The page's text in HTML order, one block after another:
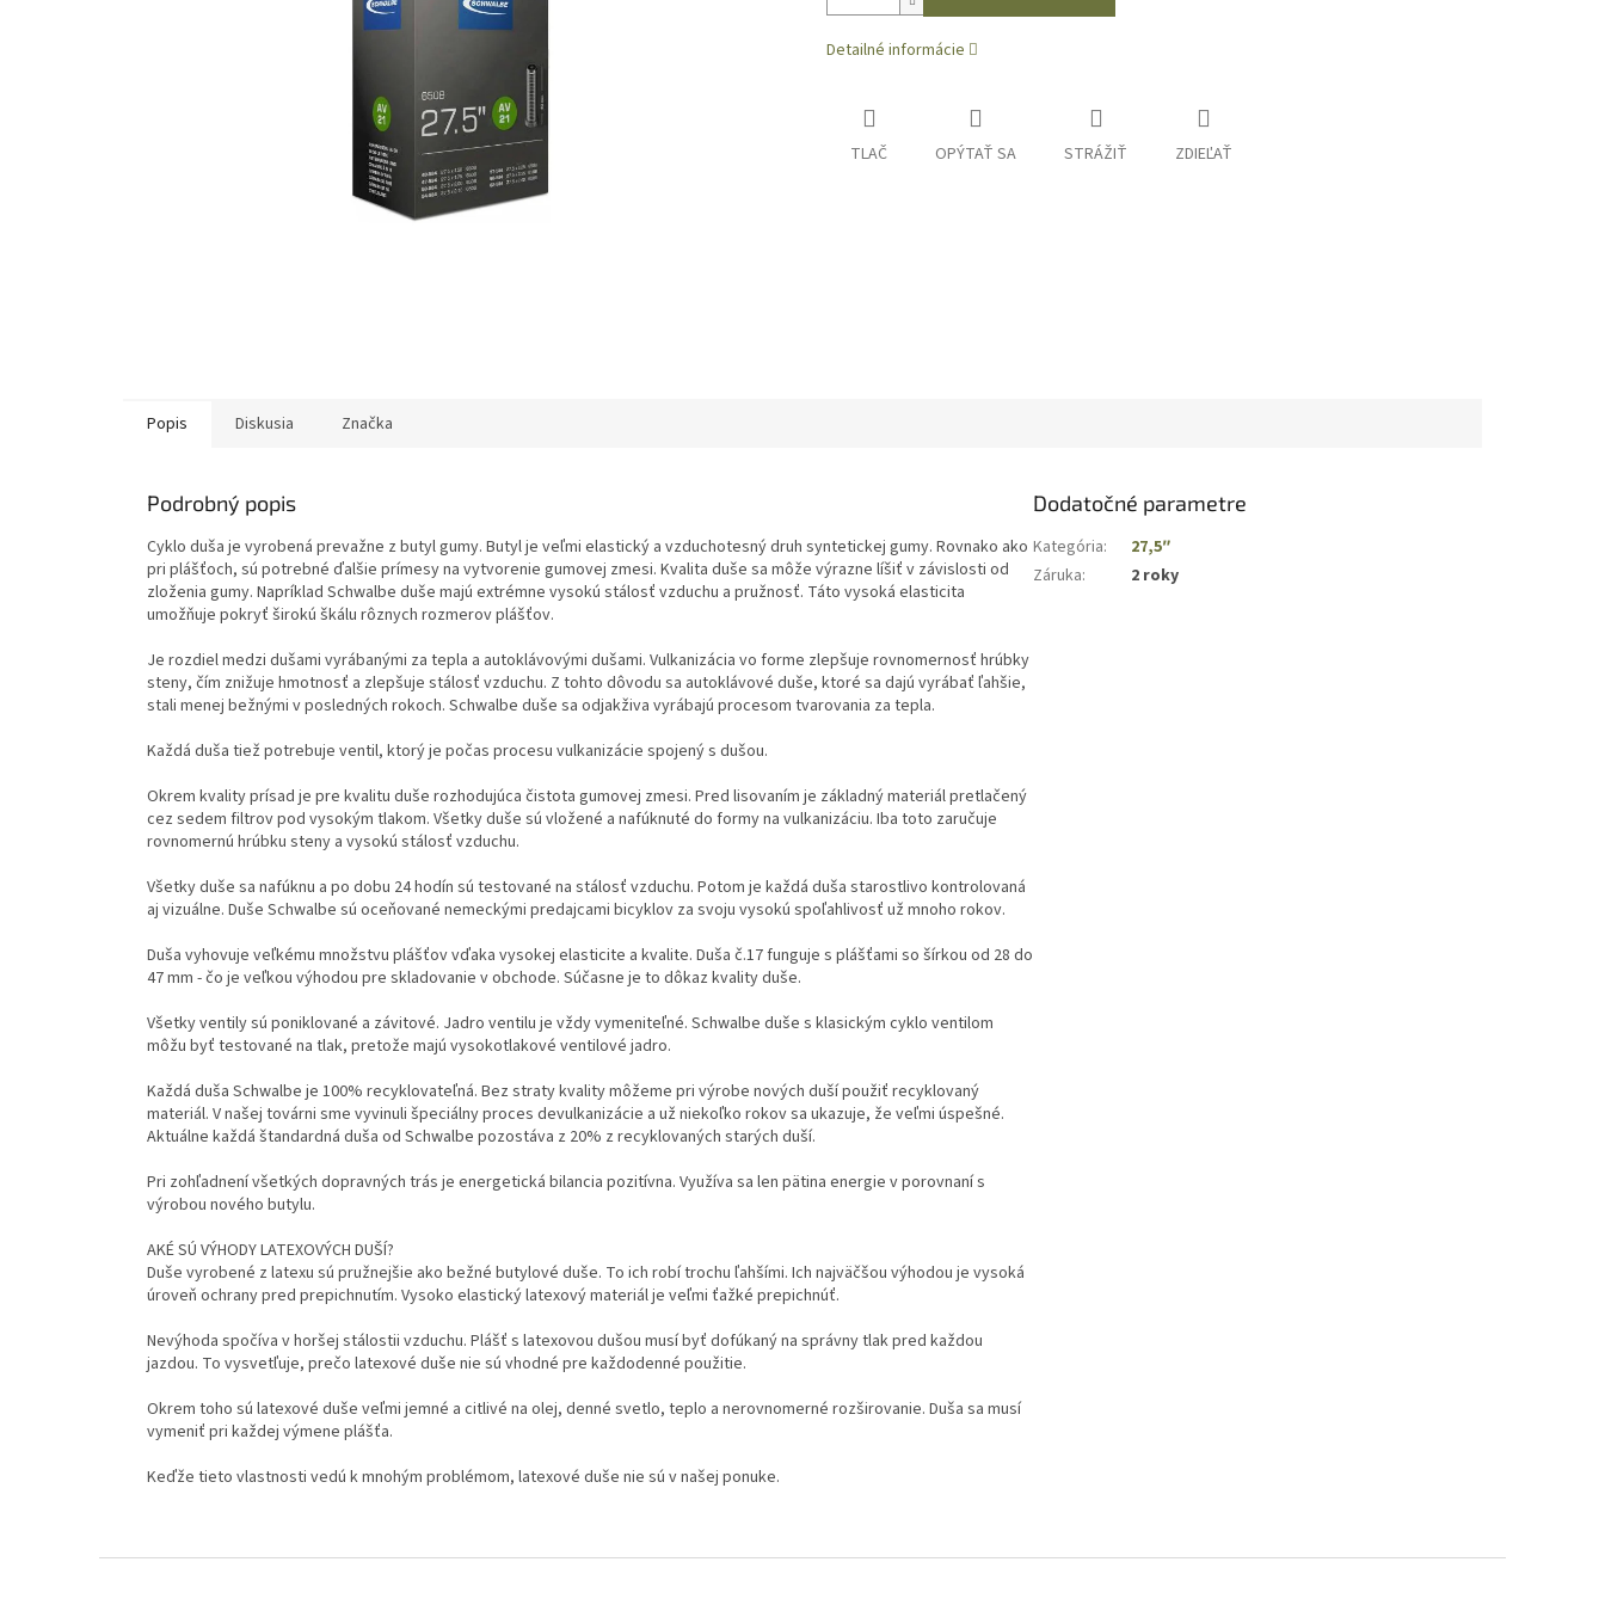
Detailné informácie
TLAČ OPÝTAŤ SA STRÁŽIŤ ZDIEĽAŤ
Popis Diskusia Značka
Podrobný popis
Cyklo duša je vyrobená prevažne z butyl gumy. Butyl je veľmi elastický a vzduchotesný druh syntetickej gumy. Rovnako ako
pri plášťoch, sú potrebné ďalšie prímesy na vytvorenie gumovej zmesi. Kvalita duše sa môže výrazne líšiť v závislosti od
zloženia gumy. Napríklad Schwalbe duše majú extrémne vysokú stálosť vzduchu a pružnosť. Táto vysoká elasticita
umožňuje pokryť širokú škálu rôznych rozmerov plášťov.
Je rozdiel medzi dušami vyrábanými za tepla a autoklávovými dušami. Vulkanizácia vo forme zlepšuje rovnomernosť hrúbky
steny, čím znižuje hmotnosť a zlepšuje stálosť vzduchu. Z tohto dôvodu sa autoklávové duše, ktoré sa dajú vyrábať ľahšie,
stali menej bežnými v posledných rokoch. Schwalbe duše sa odjakživa vyrábajú procesom tvarovania za tepla.
Každá duša tiež potrebuje ventil, ktorý je počas procesu vulkanizácie spojený s dušou.
Okrem kvality prísad je pre kvalitu duše rozhodujúca čistota gumovej zmesi. Pred lisovaním je základný materiál pretlačený
cez sedem filtrov pod vysokým tlakom. Všetky duše sú vložené a nafúknuté do formy na vulkanizáciu. Iba toto zaručuje
rovnomernú hrúbku steny a vysokú stálosť vzduchu.
Všetky duše sa nafúknu a po dobu 24 hodín sú testované na stálosť vzduchu. Potom je každá duša starostlivo kontrolovaná
aj vizuálne. Duše Schwalbe sú oceňované nemeckými predajcami bicyklov za svoju vysokú spoľahlivosť už mnoho rokov.
Duša vyhovuje veľkému množstvu plášťov vďaka vysokej elasticite a kvalite. Duša č.17 funguje s plášťami so šírkou od 28 do
47 mm - čo je veľkou výhodou pre skladovanie v obchode. Súčasne je to dôkaz kvality duše.
Všetky ventily sú poniklované a závitové. Jadro ventilu je vždy vymeniteľné. Schwalbe duše s klasickým cyklo ventilom
môžu byť testované na tlak, pretože majú vysokotlakové ventilové jadro.
Každá duša Schwalbe je 100% recyklovateľná. Bez straty kvality môžeme pri výrobe nových duší použiť recyklovaný
materiál. V našej továrni sme vyvinuli špeciálny proces devulkanizácie a už niekoľko rokov sa ukazuje, že veľmi úspešné.
Aktuálne každá štandardná duša od Schwalbe pozostáva z 20% z recyklovaných starých duší.
Pri zohľadnení všetkých dopravných trás je energetická bilancia pozitívna. Využíva sa len pätina energie v porovnaní s
výrobou nového butylu.
AKÉ SÚ VÝHODY LATEXOVÝCH DUŠÍ?
Duše vyrobené z latexu sú pružnejšie ako bežné butylové duše. To ich robí trochu ľahšími. Ich najväčšou výhodou je vysoká
úroveň ochrany pred prepichnutím. Vysoko elastický latexový materiál je veľmi ťažké prepichnúť.
Nevýhoda spočíva v horšej stálostii vzduchu. Plášť s latexovou dušou musí byť dofúkaný na správny tlak pred každou
jazdou. To vysvetľuje, prečo latexové duše nie sú vhodné pre každodenné použitie.
Okrem toho sú latexové duše veľmi jemné a citlivé na olej, denné svetlo, teplo a nerovnomerné rozširovanie. Duša sa musí
vymeniť pri každej výmene plášťa.
Keďže tieto vlastnosti vedú k mnohým problémom, latexové duše nie sú v našej ponuke.
Dodatočné parametre
Kategória:
27,5″
Záruka: 2 roky